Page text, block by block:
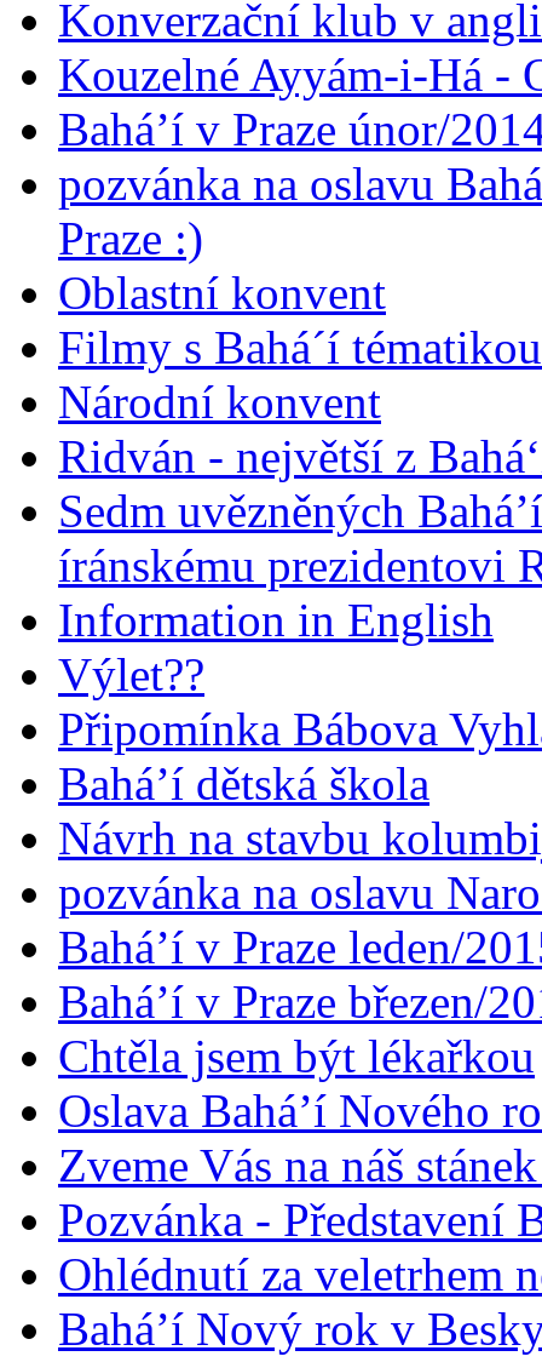
Konverzační klub v
Kouzelné Ayyám-i-Há -
Bahá’í v Praze únor/
pozvánka na oslavu
Praze :)
Oblastní konvent
Filmy s Bahá´í
Národní konvent
Ridván - největší z
Sedm uvězněných
íránskému prezidentovi
Information in English
Výlet??
Připomínka Bábova
Bahá’í dětská škola
Návrh na stavbu
pozvánka na oslavu
Bahá’í v Praze leden/
Bahá’í v Praze březen/
Chtěla jsem být lékařkou
Oslava Bahá’í Nového
Zveme Vás na náš
Pozvánka - Představení
Ohlédnutí za veletrhem
Bahá’í Nový rok v